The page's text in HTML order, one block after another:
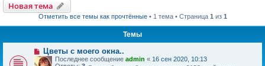
Новая тема
Отметить все темы как прочтённые• 1 тема • Страница 1 из 1
Темы
Цветы с моего окна..
Последнее сообщение admin « 16 сен 2020, 10:13